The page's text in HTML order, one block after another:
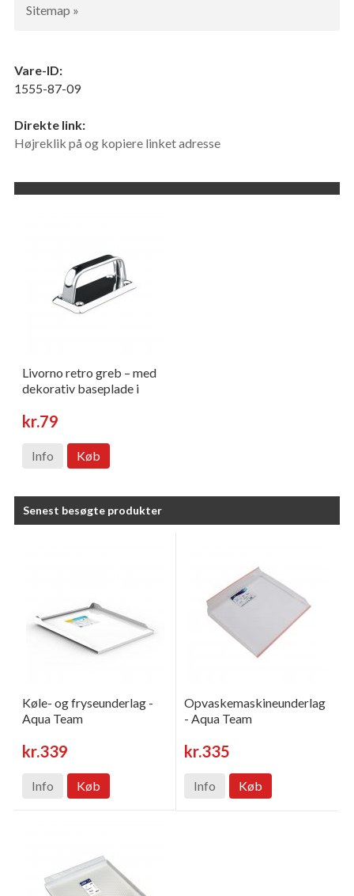
Sitemap »
Vare-ID:
1555-87-09
Direkte link:
Højreklik på og kopiere linket adresse
Livorno retro greb – med
dekorativ baseplade i
kr.79
Info Køb
Senest besøgte produkter
Køle- og fryseunderlag -
Aqua Team
kr.339
Info Køb
Opvaskemaskineunderlag
- Aqua Team
kr.335
Info Køb